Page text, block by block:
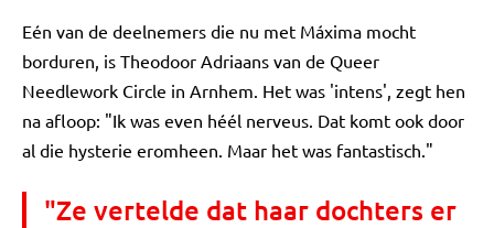
Eén van de deelnemers die nu met Máxima mocht
borduren, is Theodoor Adriaans van de Queer
Needlework Circle in Arnhem. Het was 'intens', zegt hen
na afloop: "Ik was even héél nerveus. Dat komt ook door
al die hysterie eromheen. Maar het was fantastisch."
"Ze vertelde dat haar dochters er